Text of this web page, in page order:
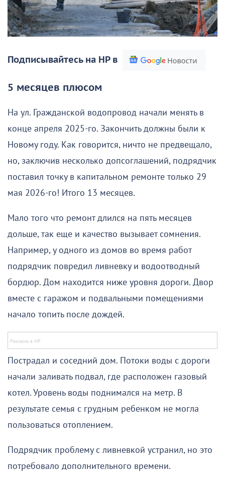
Подписывайтесь на НР в
5 месяцев плюсом
На ул. Гражданской водопровод начали менять в
конце апреля 2025-го. Закончить должны были к
Новому году. Как говорится, ничто не предвещало,
но, заключив несколько допсоглашений, подрядчик
поставил точку в капитальном ремонте только 29
мая 2026-го! Итого 13 месяцев.
Мало того что ремонт длился на пять месяцев
дольше, так еще и качество вызывает сомнения.
Например, у одного из домов во время работ
подрядчик повредил ливневку и водоотводный
бордюр. Дом находится ниже уровня дороги. Двор
вместе с гаражом и подвальными помещениями
начало топить после дождей.
Пострадал и соседний дом. Потоки воды с дороги
начали заливать подвал, где расположен газовый
котел. Уровень воды поднимался на метр. В
результате семья с грудным ребенком не могла
пользоваться отоплением.
Подрядчик проблему с ливневкой устранил, но это
потребовало дополнительного времени.